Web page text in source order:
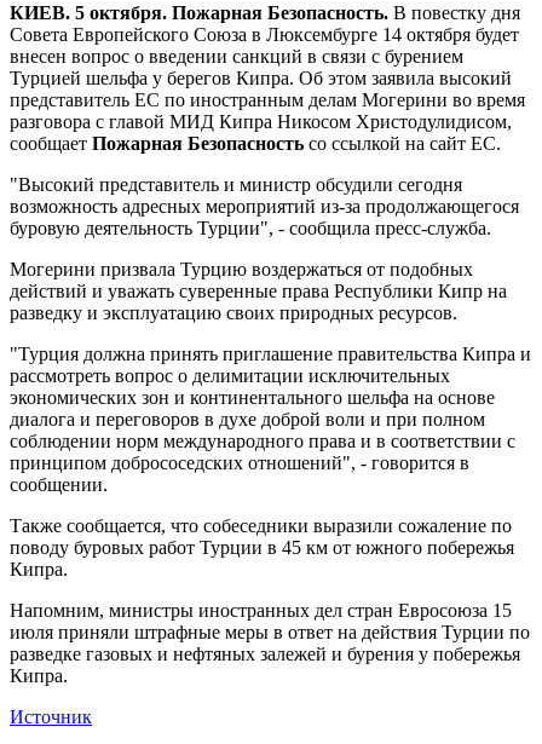
КИЕВ. 5 октября. Пожарная Безопасность. В повестку дня
Совета Европейского Союза в Люксембурге 14 октября будет
внесен вопрос о введении санкций в связи с бурением
Турцией шельфа у берегов Кипра. Об этом заявила высокий
представитель ЕС по иностранным делам Могерини во время
разговора с главой МИД Кипра Никосом Христодулидисом,
сообщает Пожарная Безопасность со ссылкой на сайт ЕС.
"Высокий представитель и министр обсудили сегодня
возможность адресных мероприятий из-за продолжающегося
буровую деятельность Турции", - сообщила пресс-служба.
Могерини призвала Турцию воздержаться от подобных
действий и уважать суверенные права Республики Кипр на
разведку и эксплуатацию своих природных ресурсов.
"Турция должна принять приглашение правительства Кипра и
рассмотреть вопрос о делимитации исключительных
экономических зон и континентального шельфа на основе
диалога и переговоров в духе доброй воли и при полном
соблюдении норм международного права и в соответствии с
принципом добрососедских отношений", - говорится в
сообщении.
Также сообщается, что собеседники выразили сожаление по
поводу буровых работ Турции в 45 км от южного побережья
Кипра.
Напомним, министры иностранных дел стран Евросоюза 15
июля приняли штрафные меры в ответ на действия Турции по
разведке газовых и нефтяных залежей и бурения у побережья
Кипра.
Источник